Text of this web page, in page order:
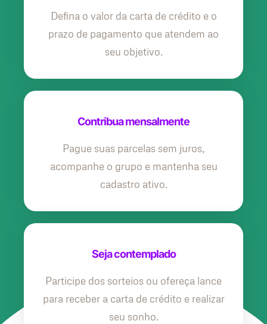
Defina o valor da carta de crédito e o
prazo de pagamento que atendem ao
seu objetivo.
Contribua mensalmente
Pague suas parcelas sem juros,
acompanhe o grupo e mantenha seu
cadastro ativo.
Seja contemplado
Participe dos sorteios ou ofereça lance
para receber a carta de crédito e realizar
seu sonho.